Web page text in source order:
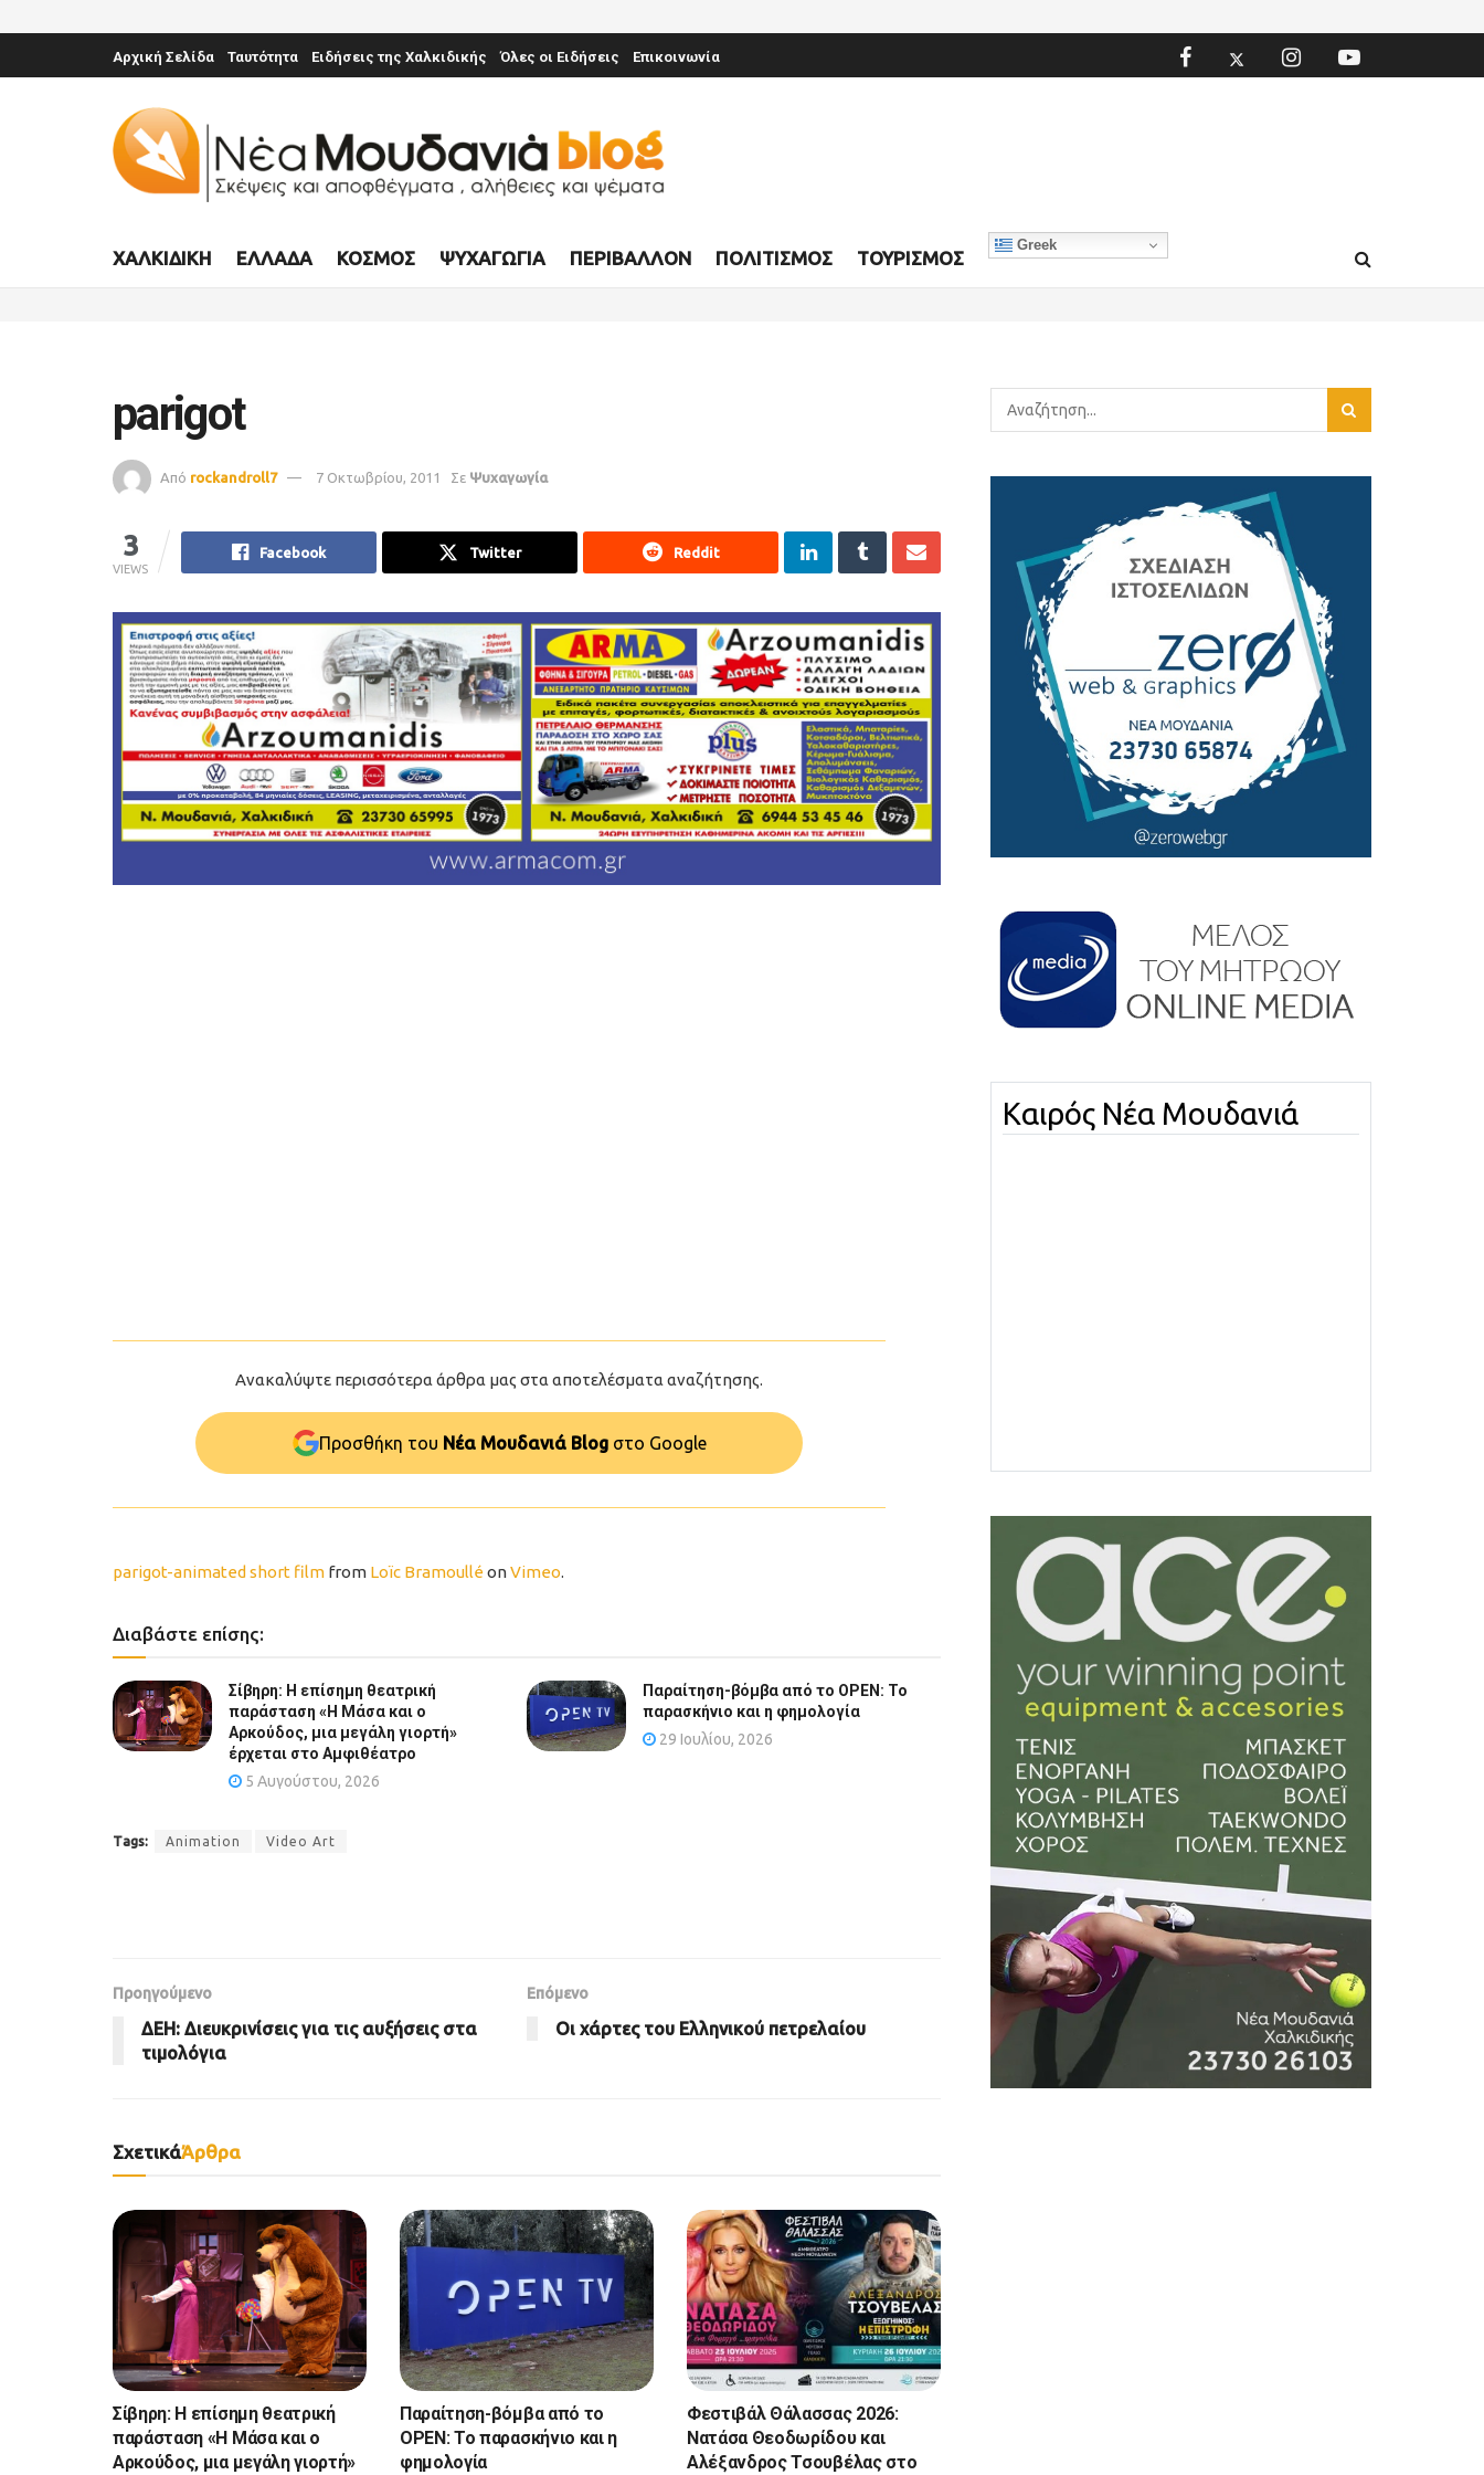
Αρχική Σελίδα Ταυτότητα Ειδήσεις της Χαλκιδικής Όλες οι Ειδήσεις Επικοινωνία
ΧΑΛΚΙΔΙΚΉ ΕΛΛΆΔΑ ΚΌΣΜΟΣ ΨΥΧΑΓΩΓΊΑ ΠΕΡΙΒΆΛΛΟΝ ΠΟΛΙΤΙΣΜΌΣ ΤΟΥΡΙΣΜΌΣ
Greek
parigot
Από rockandroll7 7 Οκτωβρίου, 2011 Σε Ψυχαγωγία
3
VIEWS
Facebook Twitter Reddit
Ανακαλύψτε περισσότερα άρθρα μας στα αποτελέσματα αναζήτησης.
Προσθήκη του Νέα Μουδανιά Blogστo Google
parigot-animated short film from Loïc BramoulléonVimeo.
Διαβάστε επίσης:
Σίβηρη: Η επίσημη θεατρική
παράσταση «Η Μάσα και ο
Αρκούδος, μια μεγάλη γιορτή»
έρχεται στο Αμφιθέατρο
5 Αυγούστου, 2026
Παραίτηση-βόμβα από το OPEN: Το
παρασκήνιο και η φημολογία
29 Ιουλίου, 2026
Tags: Animation Video Art
Προηγούμενο
ΔΕΗ: Διευκρινίσεις για τις αυξήσεις στα
τιμολόγια
Επόμενο
Οι χάρτες του Ελληνικού πετρελαίου
ΣχετικάΆρθρα
Σίβηρη: Η επίσημη θεατρική
παράσταση «Η Μάσα και ο
Αρκούδος, μια μεγάλη γιορτή»
Παραίτηση-βόμβα από το
OPEN: Το παρασκήνιο και η
φημολογία
Φεστιβάλ Θάλασσας 2026:
Νατάσα Θεοδωρίδου και
Αλέξανδρος Τσουβέλας στο
Καιρός Νέα Μουδανιά